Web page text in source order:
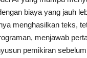
biaya yang jauh
menghasilkan teks,
menjawab
pemikiran